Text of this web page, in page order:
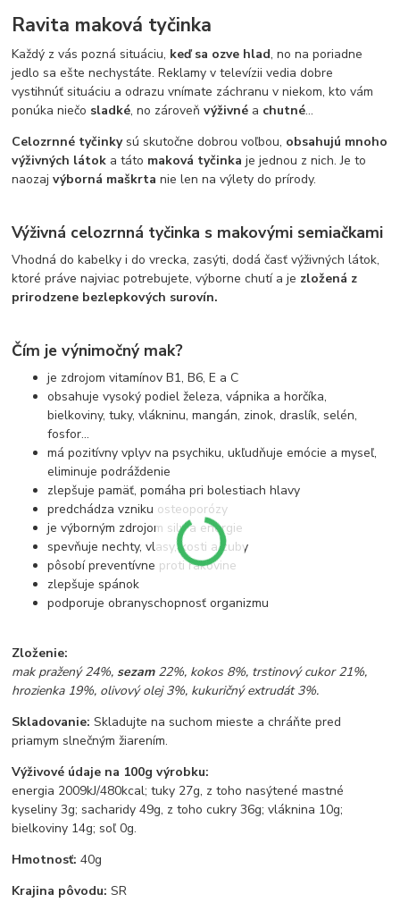
Ravita maková tyčinka
Každý z vás pozná situáciu, keď sa ozve hlad, no na poriadne
jedlo sa ešte nechystáte. Reklamy v televízii vedia dobre
vystihnúť situáciu a odrazu vnímate záchranu v niekom, kto vám
ponúka niečo sladké, no zároveňvýživné a chutné...
Celozrnné tyčinkysú skutočne dobrou voľbou, obsahujú mnoho
výživných látok a táto maková tyčinka je jednou z nich. Je to
naozajvýborná maškrta nie len na výlety do prírody.
Výživná celozrnná tyčinka s makovými semiačkami
Vhodná do kabelky i do vrecka, zasýti, dodá časť výživných látok,
ktoré práve najviac potrebujete, výborne chutí a je zložená z
prirodzene bezlepkových surovín.
Čím je výnimočný mak?
je zdrojom vitamínov B1, B6, E a C
obsahuje vysoký podiel železa, vápnika a horčíka,
bielkoviny, tuky, vlákninu, mangán, zinok, draslík, selén,
fosfor...
má pozitívny vplyv na psychiku, ukľudňuje emócie a myseľ,
eliminuje podráždenie
zlepšuje pamäť, pomáha pri bolestiach hlavy
predchádza vzniku osteoporózy
je výborným zdrojom sily a energie
spevňuje nechty, vlasy, kosti a zuby
pôsobí preventívne proti rakovine
zlepšuje spánok
podporuje obranyschopnosť organizmu
Zloženie:
mak pražený 24%, sezam22%, kokos 8%, trstinový cukor 21%,
hrozienka 19%, olivový olej 3%, kukuričný extrudát 3%.
Skladovanie: Skladujte na suchom mieste a chráňte pred
priamym slnečným žiarením.
Výživové údaje na 100g výrobku:
energia 2009kJ/480kcal; tuky 27g, z toho nasýtené mastné
kyseliny 3g; sacharidy 49g, z toho cukry 36g; vláknina 10g;
bielkoviny 14g; soľ 0g.
Hmotnosť:40g
Krajina pôvodu:SR